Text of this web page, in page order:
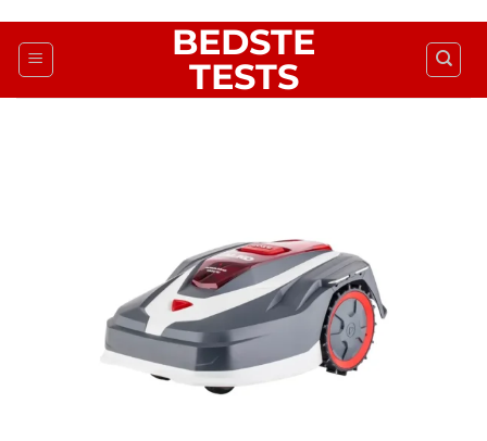
indhold
BEDSTE
TESTS